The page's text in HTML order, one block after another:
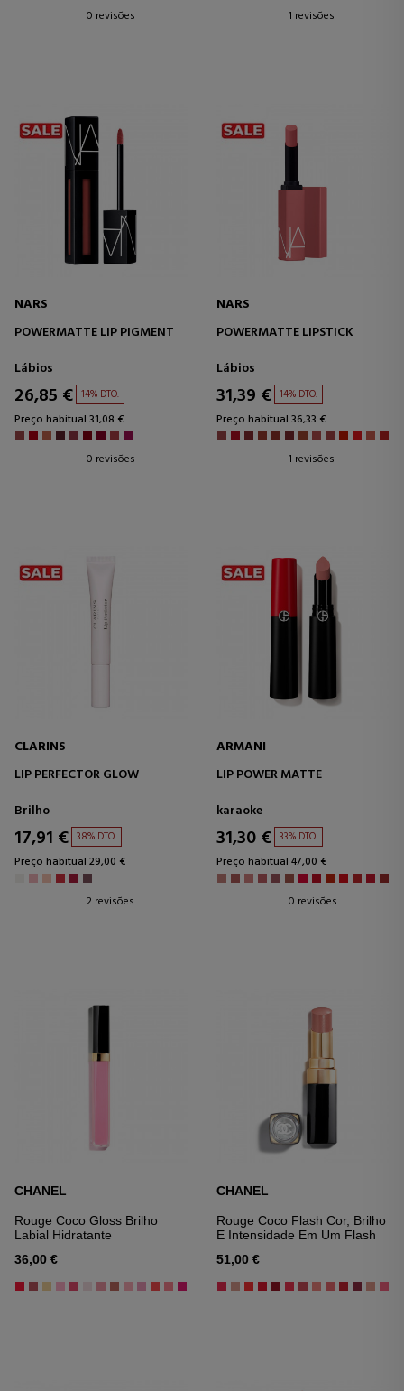
0 revisões 1 revisões
NARS
POWERMATTE LIP PIGMENT
Lábios
26,85 € 14% DTO.
Preço habitual 31,08 €
0 revisões
NARS
POWERMATTE LIPSTICK
Lábios
31,39 € 14% DTO.
Preço habitual 36,33 €
1 revisões
CLARINS
LIP PERFECTOR GLOW
Brilho
17,91 € 38% DTO.
Preço habitual 29,00 €
2 revisões
ARMANI
LIP POWER MATTE
karaoke
31,30 € 33% DTO.
Preço habitual 47,00 €
0 revisões
CHANEL
Rouge Coco Gloss Brilho
Labial Hidratante
36,00 €
CHANEL
Rouge Coco Flash Cor, Brilho
E Intensidade Em Um Flash
51,00 €